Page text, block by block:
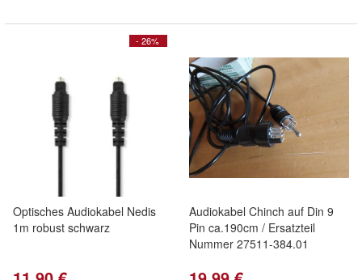
- 26%
Optisches Audiokabel Nedis
1m robust schwarz
Audiokabel Chinch auf Din 9
Pin ca.190cm / Ersatzteil
Nummer 27511-384.01